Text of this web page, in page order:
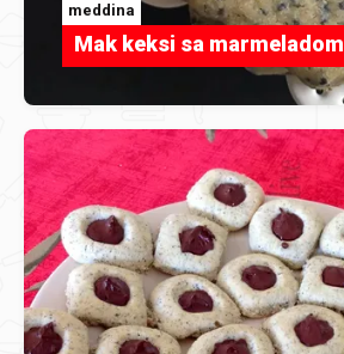
meddina
Mak keksi sa marmeladom